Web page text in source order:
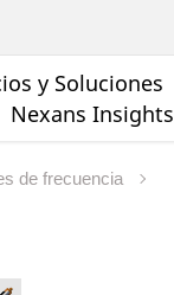
y Soluciones
Nexans Insights
de frecuencia